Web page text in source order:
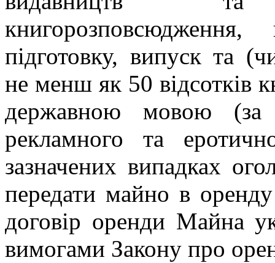
підготовку, випуск та
не менш як 50 відсотків
державною мовою (за
рекламного та
зазначених випадках
передати майно в
договір оренди Майна
вимогами Закону про